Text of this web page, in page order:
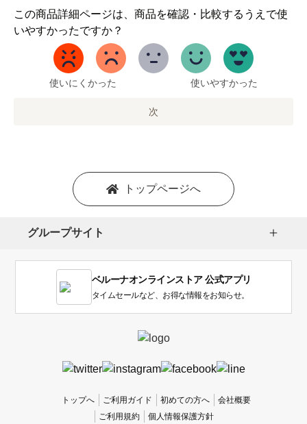
この商品詳細ページは、商品を確認・比較するうえで使
いやすかったですか？
1
か
い
使いにくかった 使いやすかった
次
トップページへ
グループサイト
ベルーナオンラインストア 公式アプリ
タイムセールなど、お得な情報をお知らせ。
トップへ ご利用ガイド 初めての方へ
会社概要
ご利用規約
個人情報保護方針